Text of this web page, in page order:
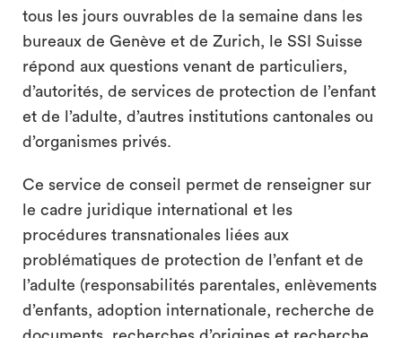
tous les jours ouvrables de la semaine dans les
bureaux de Genève et de Zurich, le SSI Suisse
répond aux questions venant de particuliers,
d’autorités, de services de protection de l’enfant
et de l’adulte, d’autres institutions cantonales ou
d’organismes privés.
Ce service de conseil permet de renseigner sur
le cadre juridique international et les
procédures transnationales liées aux
problématiques de protection de l’enfant et de
l’adulte (responsabilités parentales, enlèvements
d’enfants, adoption internationale, recherche de